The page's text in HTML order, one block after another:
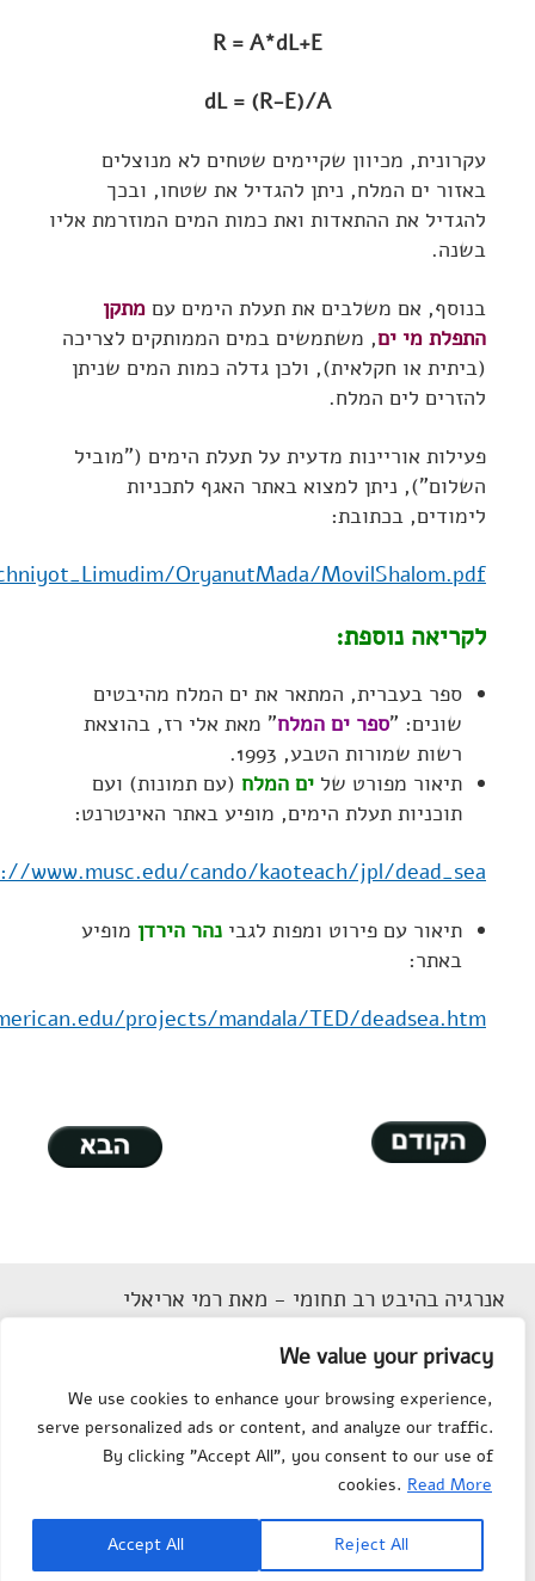
We value your privacy
We use cookies to enhance your browsing experience,
serve personalized ads or content, and analyze our traffic.
By clicking "Accept All", you consent to our use of
cookies. Read More
Reject All
Accept All
R = A*dL+E
dL = (R-E)/A
עקרונית, מכיוון שקיימים שטחים לא מנוצלים
באזור ים המלח, ניתן להגדיל את שטחו, ובכך
להגדיל את ההתאדות ואת כמות המים המוזרמת אליו
בשנה.
בנוסף, אם משלבים את תעלת הימים עם מתקן
התפלת מי ים, משתמשים במים הממותקים לצריכה
(ביתית או חקלאית), ולכן גדלה כמות המים שניתן
להזרים לים המלח.
פעילות אוריינות מדעית על תעלת הימים ("מוביל
השלום"), ניתן למצוא באתר האגף לתכניות
לימודים, בכתובת:
OryanutMada/MovilShalom.pdf
לקריאה נוספת:
ספר בעברית, המתאר את ים המלח מהיבטים
שונים: "ספר ים המלח" מאת אלי רז, בהוצאת
רשות שמורות הטבע, 1993.
תיאור מפורט של ים המלח (עם תמונות) ועם
תוכניות תעלת הימים, מופיע באתר האינטרנט:
www.musc.edu/cando/kaoteach/jpl/dead_sea/
תיאור עם פירוט ומפות לגבי נהר הירדן מופיע
באתר:
projects/mandala/TED/deadsea.htm
אנרגיה בהיבט רב תחומי - מאת רמי אריאלי
הצהרת נגישות
מפת אתר
צור קשר
Department of Science
Teaching
, Weizmann Institute of Science